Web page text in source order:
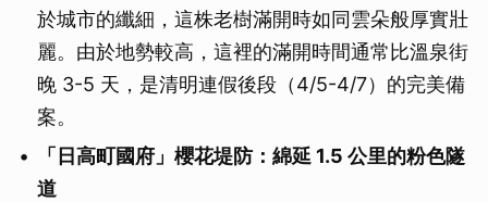
於城市的纖細，這株老樹滿開時如同雲朵般厚實壯
麗。由於地勢較高，這裡的滿開時間通常比溫泉街
晚 3-5 天，是清明連假後段（4/5-4/7）的完美備
案。
「日高町國府」櫻花堤防：綿延 1.5 公里的粉色隧
道